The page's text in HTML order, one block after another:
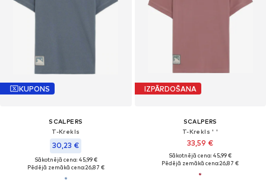
KUPONS
SCALPERS
T-Krekls
30,23 €
Sākotnējā cena: 45,99 €
Pēdējā zemākā cena:26,87 €
IZPĀRDOŠANA
SCALPERS
T-Krekls ' '
33,59 €
Sākotnējā cena: 45,99 €
Pēdējā zemākā cena:26,87 €